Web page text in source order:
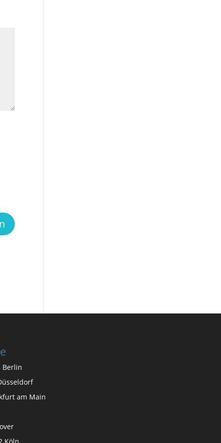
Berlin
am Main
Köln